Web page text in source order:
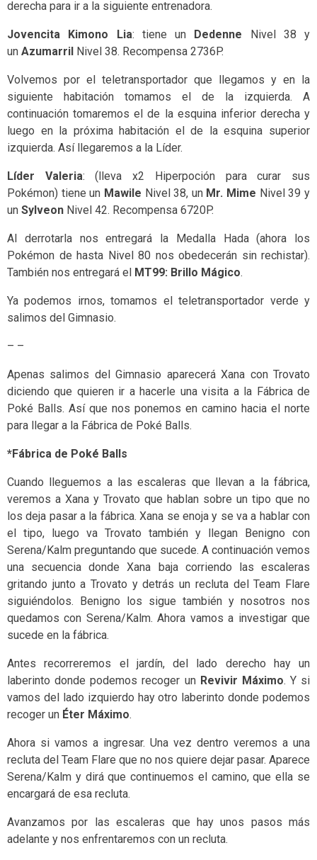
derecha para ir a la siguiente entrenadora.
Jovencita Kimono Lia: tiene un Dedenne Nivel 38 y
un Azumarril Nivel 38. Recompensa 2736P.
Volvemos por el teletransportador que llegamos y en la
siguiente habitación tomamos el de la izquierda. A
continuación tomaremos el de la esquina inferior derecha y
luego en la próxima habitación el de la esquina superior
izquierda. Así llegaremos a la Líder.
Líder Valeria: (lleva x2 Hiperpoción para curar sus
Pokémon) tiene un Mawile Nivel 38, un Mr. Mime Nivel 39 y
un Sylveon Nivel 42. Recompensa 6720P.
Al derrotarla nos entregará la Medalla Hada (ahora los
Pokémon de hasta Nivel 80 nos obedecerán sin rechistar).
También nos entregará el MT99: Brillo Mágico.
Ya podemos irnos, tomamos el teletransportador verde y
salimos del Gimnasio.
– –
Apenas salimos del Gimnasio aparecerá Xana con Trovato
diciendo que quieren ir a hacerle una visita a la Fábrica de
Poké Balls. Así que nos ponemos en camino hacia el norte
para llegar a la Fábrica de Poké Balls.
*Fábrica de Poké Balls
Cuando lleguemos a las escaleras que llevan a la fábrica,
veremos a Xana y Trovato que hablan sobre un tipo que no
los deja pasar a la fábrica. Xana se enoja y se va a hablar con
el tipo, luego va Trovato también y llegan Benigno con
Serena/Kalm preguntando que sucede. A continuación vemos
una secuencia donde Xana baja corriendo las escaleras
gritando junto a Trovato y detrás un recluta del Team Flare
siguiéndolos. Benigno los sigue también y nosotros nos
quedamos con Serena/Kalm. Ahora vamos a investigar que
sucede en la fábrica.
Antes recorreremos el jardín, del lado derecho hay un
laberinto donde podemos recoger un Revivir Máximo. Y si
vamos del lado izquierdo hay otro laberinto donde podemos
recoger un Éter Máximo.
Ahora si vamos a ingresar. Una vez dentro veremos a una
recluta del Team Flare que no nos quiere dejar pasar. Aparece
Serena/Kalm y dirá que continuemos el camino, que ella se
encargará de esa recluta.
Avanzamos por las escaleras que hay unos pasos más
adelante y nos enfrentaremos con un recluta.